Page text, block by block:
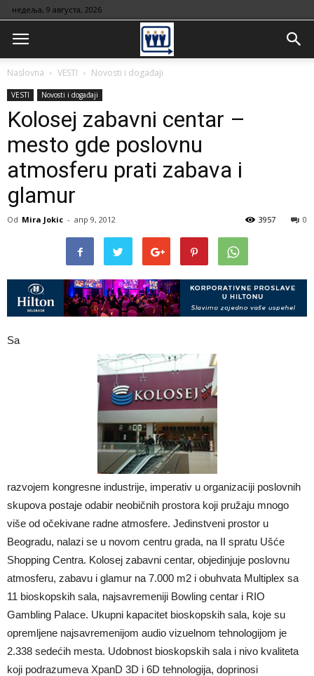
недеља, 9 августа, 2026
Naslovna VESTI Novosti i događaji
VESTI Novosti i događaji
Kolosej zabavni centar –
mesto gde poslovnu
atmosferu prati zabava i
glamur
Od Mira Jokic - апр 9, 2012 0
3957
Sa
razvojem kongresne industrije, imperativ u organizaciji poslovnih
skupova postaje odabir neobičnih prostora koji pružaju mnogo
više od očekivane radne atmosfere. Jedinstveni prostor u
Beogradu, nalazi se u novom centru grada, na II spratu Ušće
Shopping Centra. Kolosej zabavni centar, objedinjuje poslovnu
atmosferu, zabavu i glamur na 7.000 m2 i obuhvata Multiplex sa
11 bioskopskih sala, najsavremeniji Bowling centar i RIO
Gambling Palace. Ukupni kapacitet bioskopskih sala, koje su
opremljene najsavremenijom audio vizuelnom tehnologijom je
2.338 sedećih mesta. Udobnost bioskopskih sala i nivo kvaliteta
koji podrazumeva XpanD 3D i 6D tehnologija, doprinosi